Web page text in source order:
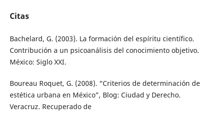
Citas
Bachelard, G. (2003). La formación del espíritu científico.
Contribución a un psicoanálisis del conocimiento objetivo.
México: Siglo XXI.
Boureau Roquet, G. (2008). “Criterios de determinación de
estética urbana en México”, Blog: Ciudad y Derecho.
Veracruz. Recuperado de